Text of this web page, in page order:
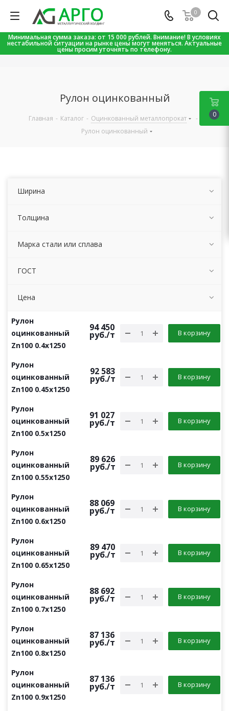
Минимальная сумма заказа: от 15 000 рублей. Внимание! В условиях
нестабильной ситуации на рынке цены могут меняться. Актуальные
цены просим уточнять по телефону.
0
Рулон оцинкованный
Главная - Каталог - Оцинкованный металлопрокат
-
Рулон оцинкованный
Ширина
Толщина
Марка стали или сплава
ГОСТ
Цена
Рулон
оцинкованный
Zn100 0.4х1250
94 450
руб./т В корзину
Рулон
оцинкованный
Zn100 0.45х1250
92 583
руб./т В корзину
Рулон
оцинкованный
Zn100 0.5х1250
91 027
руб./т В корзину
Рулон
оцинкованный
Zn100 0.55х1250
89 626
руб./т В корзину
Рулон
оцинкованный
Zn100 0.6х1250
88 069
руб./т В корзину
Рулон
оцинкованный
Zn100 0.65х1250
89 470
руб./т В корзину
Рулон
оцинкованный
Zn100 0.7х1250
88 692
руб./т В корзину
Рулон
оцинкованный
Zn100 0.8х1250
87 136
руб./т В корзину
Рулон
оцинкованный
Zn100 0.9х1250
87 136
руб./т В корзину
0